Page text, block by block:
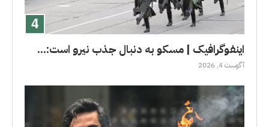
اینفوگرافیک | مسکو به دنبال جذب نیرو است:...
آگوست 4, 2026